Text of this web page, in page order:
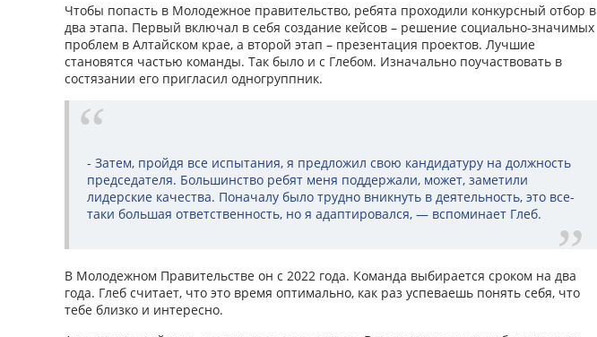
Чтобы попасть в Молодежное правительство, ребята проходили конкурсный отбор в
два этапа. Первый включал в себя создание кейсов – решение социально-значимых
проблем в Алтайском крае, а второй этап – презентация проектов. Лучшие
становятся частью команды. Так было и с Глебом. Изначально поучаствовать в
состязании его пригласил одногруппник.
- Затем, пройдя все испытания, я предложил свою кандидатуру на должность
председателя. Большинство ребят меня поддержали, может, заметили
лидерские качества. Поначалу было трудно вникнуть в деятельность, это все-
таки большая ответственность, но я адаптировался, — вспоминает Глеб.
В Молодежном Правительстве он с 2022 года. Команда выбирается сроком на два
года. Глеб считает, что это время оптимально, как раз успеваешь понять себя, что
тебе близко и интересно.